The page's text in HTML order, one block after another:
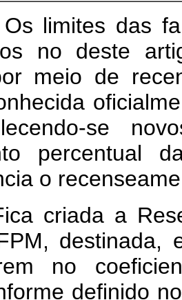
Os limites das
no deste
meio de
se
percentual
o
criada a
destinada,
no
definido